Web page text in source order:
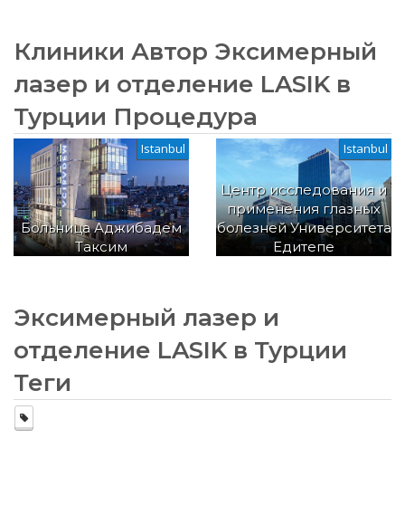
Клиники Автор Эксимерный
лазер и отделение LASIK в
Турции Процедура
Больница Аджибадем
Таксим
Istanbul
Центр исследования и
применения глазных
болезней Университета
Едитепе
Istanbul
Эксимерный лазер и
отделение LASIK в Турции
Теги